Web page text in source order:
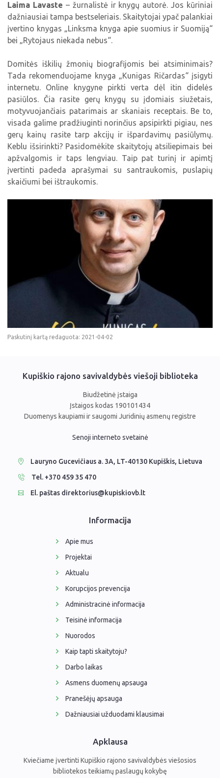
Laima Lavaste – žurnalistė ir knygų autorė. Jos kūriniai
dažniausiai tampa bestseleriais. Skaitytojai ypač palankiai
įvertino knygas „Linksma knyga apie suomius ir Suomiją“
bei „Rytojaus niekada nebus“.
Domitės iškilių žmonių biografijomis bei atsiminimais?
Tada rekomenduojame knyga „Kunigas Ričardas“ įsigyti
internetu. Online knygyne pirkti verta dėl itin didelės
pasiūlos. Čia rasite gerų knygų su įdomiais siužetais,
motyvuojančiais patarimais ar skaniais receptais. Be to,
visada galime pradžiuginti norinčius apsipirkti pigiau, nes
gerų kainų rasite tarp akcijų ir išpardavimų pasiūlymų.
Keblu išsirinkti? Pasidomėkite skaitytojų atsiliepimais bei
apžvalgomis ir taps lengviau. Taip pat turinį ir apimtį
įvertinti padeda aprašymai su santraukomis, puslapių
skaičiumi bei ištraukomis.
Paskutinį kartą redaguota: 2021-04-02
Kupiškio rajono savivaldybės viešoji biblioteka
Biudžetinė įstaiga
Įstaigos kodas 190101434
Duomenys kaupiami ir saugomi Juridinių asmenų registre
Senoji interneto svetainė
Lauryno Gucevičiaus a. 3A, LT-40130 Kupiškis, Lietuva
Tel. +370 459 35 470
El. paštas direktorius@kupiskiovb.lt
Informacija
Apie mus
Projektai
Aktualu
Korupcijos prevencija
Administracinė informacija
Teisinė informacija
Nuorodos
Kaip tapti skaitytoju?
Darbo laikas
Asmens duomenų apsauga
Pranešėjų apsauga
Dažniausiai užduodami klausimai
Apklausa
Kviečiame įvertinti Kupiškio rajono savivaldybės viešosios
bibliotekos teikiamų paslaugų kokybę